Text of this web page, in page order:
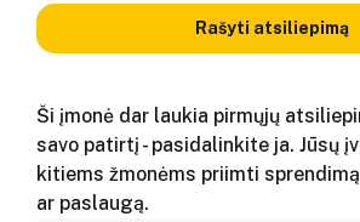
Rašyti atsiliepimą
Ši įmonė dar laukia pirmųjų
savo patirtį - pasidalinkite ja. Jūsų
kitiems žmonėms priimti
ar paslaugą.